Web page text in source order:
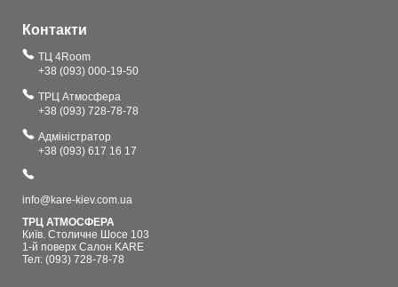
Контакти
ТЦ 4Room
+38 (093) 000-19-50
ТРЦ Атмосфера
+38 (093) 728-78-78
Адміністратор
+38 (093) 617 16 17
info@kare-kiev.com.ua
ТРЦ АТМОСФЕРА
Київ. Столичне Шосе 103
1-й поверх Салон KARE
Тел: (093) 728-78-78